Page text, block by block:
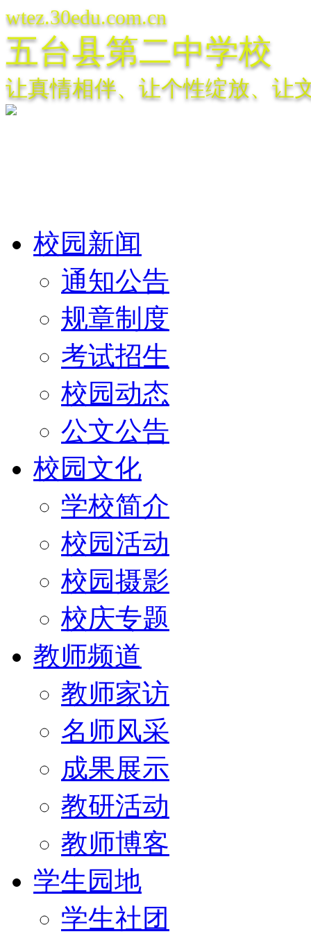
wtez.30edu.com.cn
五台县第二中学校
让真情相伴、让个性绽放、让
校园新闻
通知公告
规章制度
考试招生
校园动态
公文公告
校园文化
学校简介
校园活动
校园摄影
校庆专题
教师频道
教师家访
名师风采
成果展示
教研活动
教师博客
学生园地
学生社团